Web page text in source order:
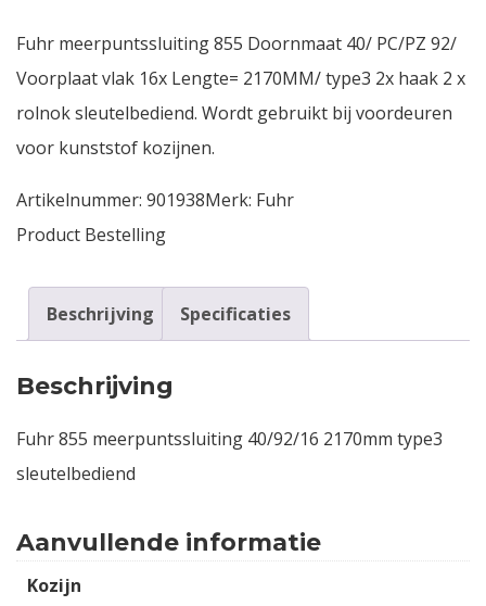
Login
Vacatures
Fuhr meerpuntssluiting 855 Doornmaat 40/ PC/PZ 92/
Voorplaat vlak 16x Lengte= 2170MM/ type3 2x haak 2 x
rolnok sleutelbediend. Wordt gebruikt bij voordeuren
voor kunststof kozijnen.
Artikelnummer: 901938Merk: Fuhr
Product Bestelling
Beschrijving Specificaties
Beschrijving
Fuhr 855 meerpuntssluiting 40/92/16 2170mm type3
sleutelbediend
Aanvullende informatie
Kozijn